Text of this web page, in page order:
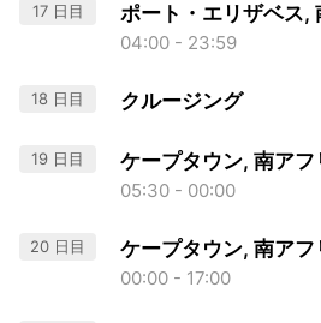
17 日目 ポート・エリザベス,
04:00 - 23:59
18 日目 クルージング
19 日目 ケープタウン, 南アフ
05:30 - 00:00
20 日目 ケープタウン, 南アフ
00:00 - 17:00